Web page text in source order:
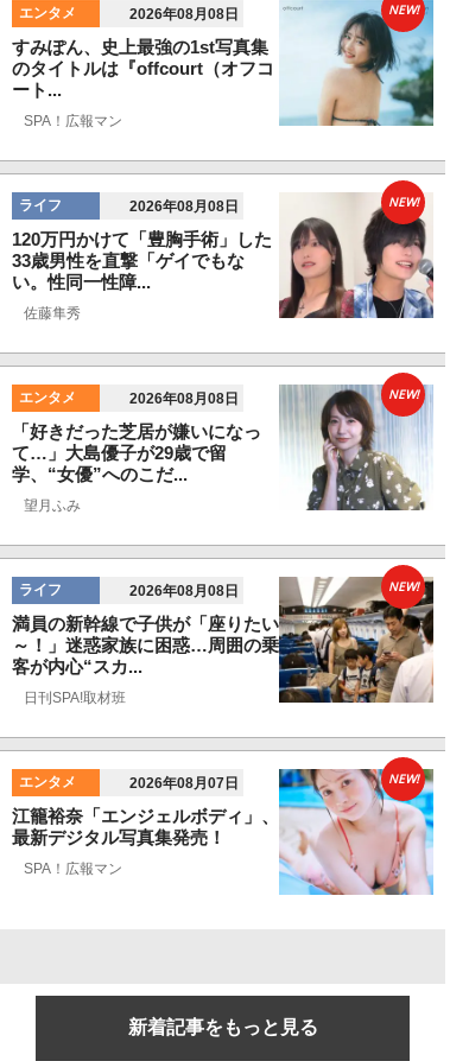
エンタメ 2026年08月08日
すみぽん、史上最強の1st写真集
のタイトルは『offcourt（オフコ
ート...
SPA！広報マン
NEW!
ライフ 2026年08月08日
120万円かけて「豊胸手術」した
33歳男性を直撃「ゲイでもな
い。性同一性障...
佐藤隼秀
NEW!
エンタメ 2026年08月08日
「好きだった芝居が嫌いになっ
て…」大島優子が29歳で留
学、“女優”へのこだ...
望月ふみ
NEW!
ライフ 2026年08月08日
満員の新幹線で子供が「座りたい
～！」迷惑家族に困惑…周囲の乗
客が内心“スカ...
日刊SPA!取材班
NEW!
エンタメ 2026年08月07日
江籠裕奈「エンジェルボディ」、
最新デジタル写真集発売！
SPA！広報マン
NEW!
新着記事をもっと見る